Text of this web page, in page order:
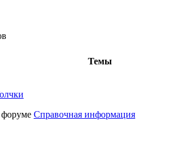
Темы
Справочная информация